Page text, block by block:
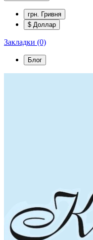
грн. Гривня
$ Доллар
Закладки (0)
Блог